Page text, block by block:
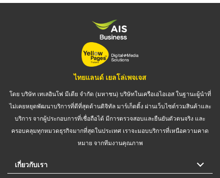
ไทยแลนด์ เยลโล่เพจเจส
โดย บริษัท เทเลอินโฟ มีเดีย จำกัด (มหาชน) บริษัทในเครือเอไอเอส ในฐานะผู้นำที่
ไม่เคยหยุดพัฒนาบริการที่ดีที่สุดด้านดิจิทัล มาร์เก็ตติ้ง ผ่านเว็บไซต์รวมสินค้าและ
บริการ จากผู้ประกอบการที่เชื่อถือได้ มีการตรวจสอบและยืนยันตัวตนจริง และ
ครอบคลุมทุกหมวดธุรกิจมากที่สุดในประเทศ เราจะมอบบริการที่เหนือความคาด
หมาย จากทีมงานคุณภาพ
เกี่ยวกับเรา